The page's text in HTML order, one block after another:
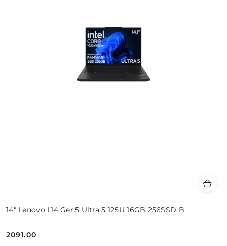
14" Lenovo L14 Gen5 Ultra 5 125U 16GB 256SSD B
Cena:
2091.00